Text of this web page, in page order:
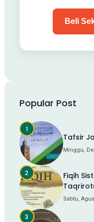
Beli
Popular Post
Tafsir
Minggu,
Fiqih
Sabtu,